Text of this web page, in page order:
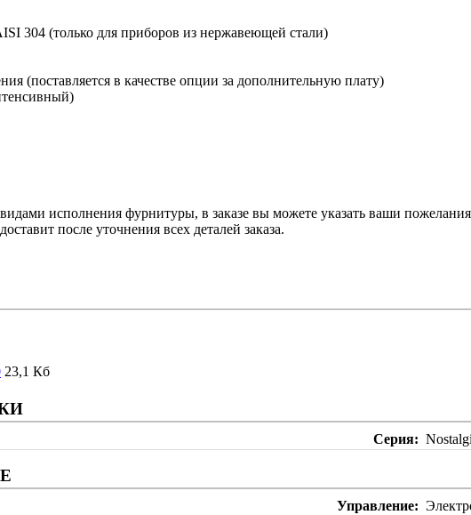
304 (только для приборов из нержавеющей стали)
(поставляется в качестве опции за дополнительную плату)
исполнения фурнитуры, в заказе вы можете указать ваши
после уточнения всех деталей заказа.
23,1 Кб
Серия
Управление